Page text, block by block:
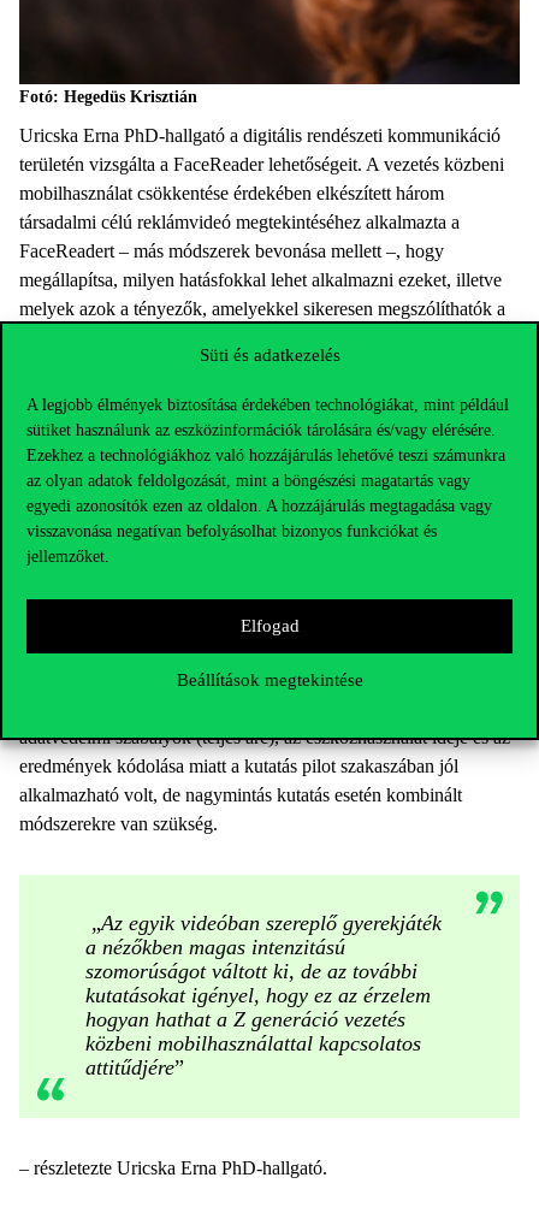
Süti és adatkezelés
A legjobb élmények biztosítása érdekében technológiákat, mint például
sütiket használunk az eszközinformációk tárolására és/vagy elérésére.
Ezekhez a technológiákhoz való hozzájárulás lehetővé teszi számunkra
az olyan adatok feldolgozását, mint a böngészési magatartás vagy
egyedi azonosítók ezen az oldalon. A hozzájárulás megtagadása vagy
visszavonása negatívan befolyásolhat bizonyos funkciókat és
jellemzőket.
Elfogad
Beállítások megtekintése
Fotó: Hegedüs Krisztián
Uricska Erna PhD-hallgató a digitális rendészeti kommunikáció
területén vizsgálta a FaceReader lehetőségeit. A vezetés közbeni
mobilhasználat csökkentése érdekében elkészített három
társadalmi célú reklámvideó megtekintéséhez alkalmazta a
FaceReadert – más módszerek bevonása mellett –, hogy
megállapítsa, milyen hatásfokkal lehet alkalmazni ezeket, illetve
melyek azok a tényezők, amelyekkel sikeresen megszólíthatók a
A pilot kutatás eredményei azt mutatták, hogy rendkívül fontos a
célközönség személyes bevonódása, például az érintettség, vagy
az adott életkorra jellemző helyzetek. Ezek nagyobb érzelmi
hatást váltanak ki a nézőkből. Kiderült az is, hogy a közvetlen
balesetet és a baleset bekövetkeztében a tettekkel való
szembesülést bemutató videók nagyobb hatással voltak a nézőkre,
Természetesen itt nem az autóroncsok tömeges bemutatására
utalunk, hanem sokkal inkább meghökkentő, elgondolkodtató
üzenetet is közvetítő rövid, társadalmi célú videókra. Fontos
adatvédelmi szabályok (teljes arc), az eszközhasználat ideje és az
eredmények kódolása miatt a kutatás pilot szakaszában jól
alkalmazható volt, de nagymintás kutatás esetén kombinált
módszerekre van szükség.
„Az egyik videóban szereplő gyerekjáték
a nézőkben magas intenzitású
szomorúságot váltott ki, de az további
kutatásokat igényel, hogy ez az érzelem
hogyan hathat a Z generáció vezetés
közbeni mobilhasználattal kapcsolatos
attitűdjére”
– részletezte Uricska Erna PhD-hallgató.